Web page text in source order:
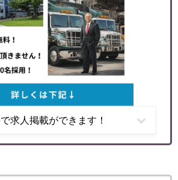
求人掲載ができます！